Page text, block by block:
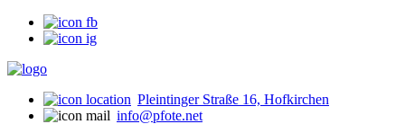
Pleintinger Straße 16, Hofkirchen
info@pfote.net